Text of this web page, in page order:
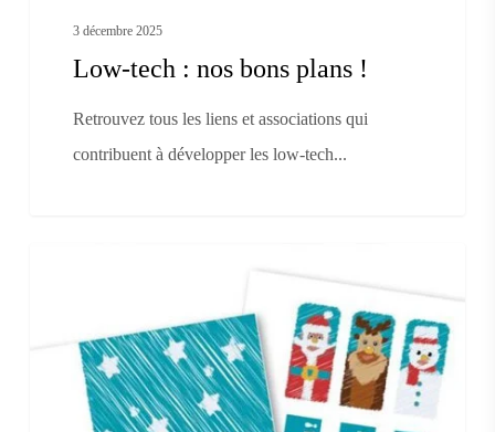
3 décembre 2025
Low-tech : nos bons plans !
Retrouvez tous les liens et associations qui
contribuent à développer les low-tech...